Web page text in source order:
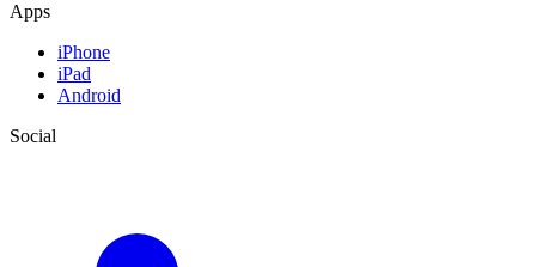
Apps
iPhone
iPad
Android
Social